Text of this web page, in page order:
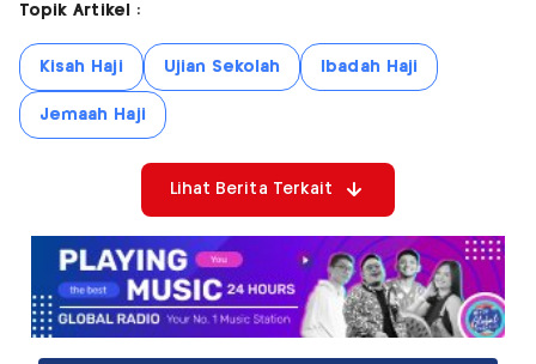
Topik Artikel :
Kisah Haji Ujian Sekolah Ibadah Haji
Jemaah Haji
Lihat Berita Terkait